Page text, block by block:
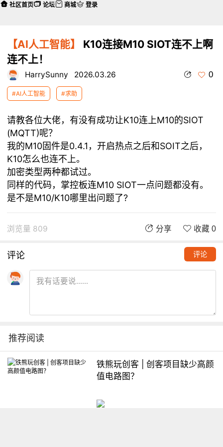
【AI人工智能】
K10连接M10 SIOT连不上啊
连不上！
HarrySunny 2026.03.26 0
#AI人工智能 #求助
请教各位大佬，有没有成功让K10连上M10的SIOT
(MQTT)呢？
我的M10固件是0.4.1，开启热点之后和SOIT之后，
K10怎么也连不上。
加密类型两种都试过。
同样的代码，掌控板连M10 SIOT一点问题都没有。
是不是M10/K10哪里出问题了?
浏览量 809 分享 收藏 0
评论 评论
推荐阅读
铁熊玩创客 | 创客项目缺少高颜
值电路图？
社区首页 论坛 商城 登录